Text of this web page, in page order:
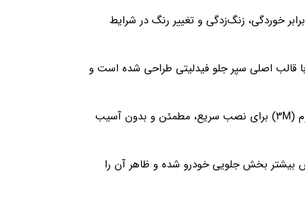
خوردگی، زنگ‌زدگی و تغییر رنگ در شرایط
قالب اصلی سپر جلو فیدلیتی طراحی شده است و
دارای چسب دوطرفه مقاوم (۳M) برای نصب سریع، مطمئن و بدون آسیب
بیشتر بخش جلویی خودرو شده و ظاهر آن را